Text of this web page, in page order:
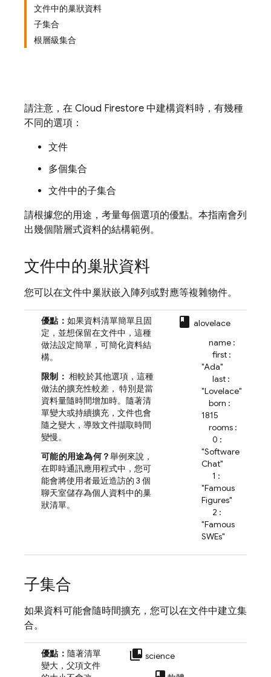
文件中的巢狀資料
子集合
根層級集合
請注意，在 Cloud Firestore 中建構資料時，有幾種
不同的選項：
文件
多個集合
文件中的子集合
請根據您的用途，考量每個選項的優點。本指南會列
出幾個階層式資料的結構範例。
文件中的巢狀資料
您可以在文件中巢狀嵌入陣列或對應等複雜物件。
優點： 如果資料清單簡單且固
定，並想保留在文件中，這種
做法設定簡單，可簡化資料結
構。
限制： 相較於其他選項，這種
做法的擴充性較差， 特別是當
資料量隨時間增加時。隨著清
單變大或持續擴充，文件也會
隨之變大，導致文件擷取時間
變慢。
可能的用途為何？舉例來說，
在即時通訊應用程式中，您可
能會將使用者最近造訪的 3 個
聊天室儲存為個人資料中的巢
狀清單。
class
alovelace
name :
first :
"Ada"
last :
"Lovelace"
born :
1815
rooms :
0 :
"Software
Chat"
1 :
"Famous
Figures"
2 :
"Famous
SWEs"
子集合
如果資料可能會隨時間擴充，您可以在文件中建立集
合。
優點： 隨著清單
變大，父項文件
collections_bookmark science